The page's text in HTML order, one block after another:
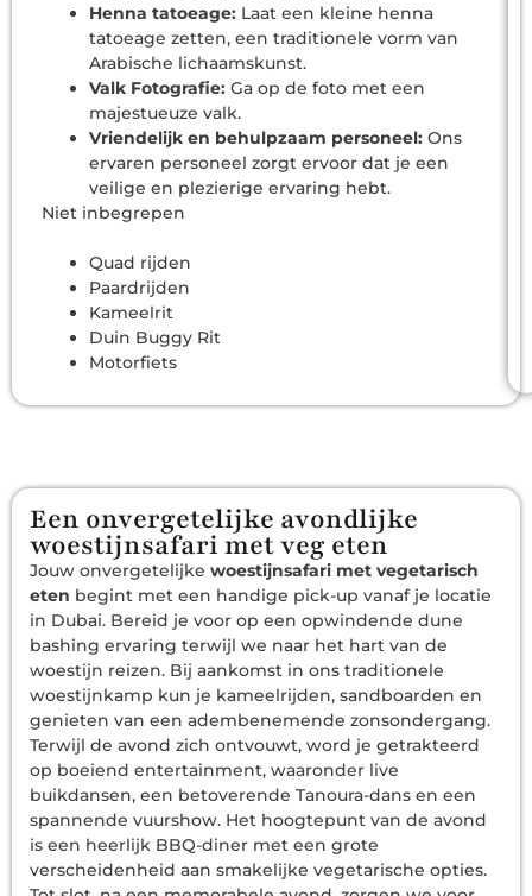
Henna tatoeage: Laat een kleine henna
tatoeage zetten, een traditionele vorm van
Arabische lichaamskunst.
Valk Fotografie: Ga op de foto met een
majestueuze valk.
Vriendelijk en behulpzaam personeel: Ons
ervaren personeel zorgt ervoor dat je een
veilige en plezierige ervaring hebt.
Niet inbegrepen
Quad rijden
Paardrijden
Kameelrit
Duin Buggy Rit
Motorfiets
Een onvergetelijke avondlijke
woestijnsafari met veg eten
Jouw onvergetelijke woestijnsafari met vegetarisch
eten begint met een handige pick-up vanaf je locatie
in Dubai. Bereid je voor op een opwindende dune
bashing ervaring terwijl we naar het hart van de
woestijn reizen. Bij aankomst in ons traditionele
woestijnkamp kun je kameelrijden, sandboarden en
genieten van een adembenemende zonsondergang.
Terwijl de avond zich ontvouwt, word je getrakteerd
op boeiend entertainment, waaronder live
buikdansen, een betoverende Tanoura-dans en een
spannende vuurshow. Het hoogtepunt van de avond
is een heerlijk BBQ-diner met een grote
verscheidenheid aan smakelijke vegetarische opties.